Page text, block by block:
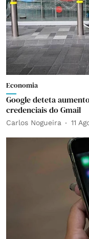
Economia
Google deteta
credenciais do Gmail
Carlos Nogueira 11